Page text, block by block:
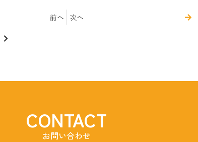
前へ 次へ
CONTACT
お問い合わせ